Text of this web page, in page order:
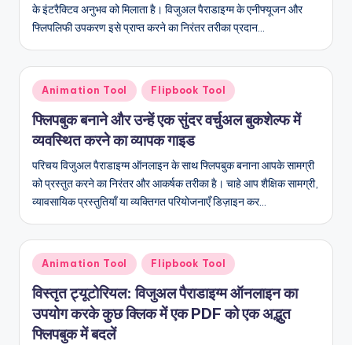
के इंटरैक्टिव अनुभव को मिलाता है। विजुअल पैराडाइग्म के एनीफ्यूजन और
फ्लिपलिफी उपकरण इसे प्राप्त करने का निरंतर तरीका प्रदान…
Posted
in
Animation Tool Flipbook Tool
फ्लिपबुक बनाने और उन्हें एक सुंदर वर्चुअल बुकशेल्फ में
व्यवस्थित करने का व्यापक गाइड
परिचय विजुअल पैराडाइग्म ऑनलाइन के साथ फ्लिपबुक बनाना आपके सामग्री
को प्रस्तुत करने का निरंतर और आकर्षक तरीका है। चाहे आप शैक्षिक सामग्री,
व्यावसायिक प्रस्तुतियाँ या व्यक्तिगत परियोजनाएँ डिज़ाइन कर…
Posted
in
Animation Tool Flipbook Tool
विस्तृत ट्यूटोरियल: विजुअल पैराडाइग्म ऑनलाइन का
उपयोग करके कुछ क्लिक में एक PDF को एक अद्भुत
फ्लिपबुक में बदलें